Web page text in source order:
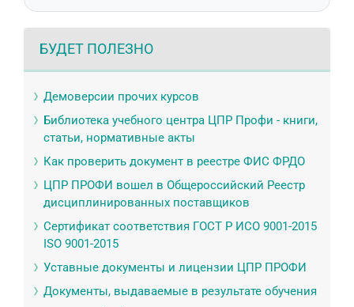
БУДЕТ ПОЛЕЗНО
Демоверсии прочих курсов
Библиотека учебного центра ЦПР Профи - книги,
статьи, нормативные акты
Как проверить документ в реестре ФИС ФРДО
ЦПР ПРОФИ вошел в Общероссийский Реестр
дисциплинированных поставщиков
Сертификат соответствия ГОСТ Р ИСО 9001-2015
ISO 9001-2015
Уставные документы и лицензии ЦПР ПРОФИ
Документы, выдаваемые в результате обучения